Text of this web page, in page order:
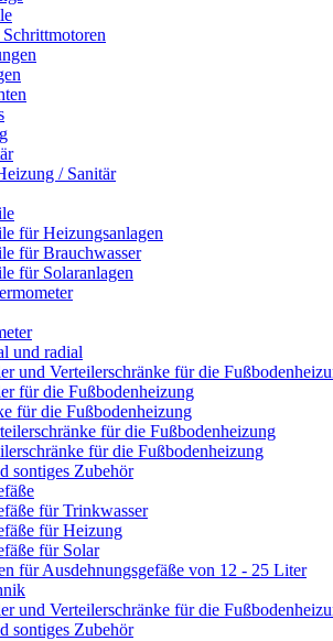
/ Sanitär
für Heizungsanlagen
für Brauchwasser
für Solaranlagen
und radial
und Verteilerschränke für die
für die Fußbodenheizung
für die Fußbodenheizung
für die Fußbodenheizung
für die Fußbodenheizung
sontiges Zubehör
für Trinkwasser
für Heizung
für Solar
für Ausdehnungsgefäße von 12 - 25 Liter
und Verteilerschränke für die
sontiges Zubehör